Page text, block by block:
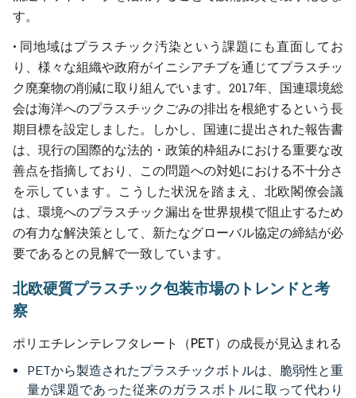
す。
• 同地域はプラスチック汚染という課題にも直面してお
り、様々な組織や政府がイニシアチブを通じてプラスチッ
ク廃棄物の削減に取り組んでいます。2017年、国連環境総
会は海洋へのプラスチックごみの排出を根絶するという長
期目標を設定しました。しかし、国連に提出された報告書
は、現行の国際的な法的・政策的枠組みにおける重要な改
善点を指摘しており、この問題への対処における不十分さ
を示しています。こうした状況を踏まえ、北欧閣僚会議
は、環境へのプラスチック漏出を世界規模で阻止するため
の有力な解決策として、新たなグローバル協定の締結が必
要であるとの見解で一致しています。
北欧硬質プラスチック包装市場のトレンドと考
察
ポリエチレンテレフタレート（PET）の成長が見込まれる
PETから製造されたプラスチックボトルは、脆弱性と重
量が課題であった従来のガラスボトルに取って代わり